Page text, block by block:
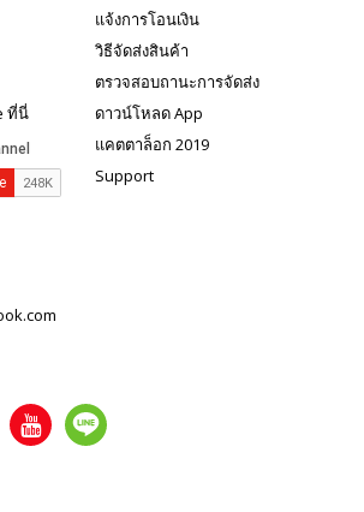
ที่นี่
แจ้งการโอนเงิน
วิธีจัดส่งสินค้า
ตรวจสอบถานะการจัดส่ง
ดาวน์โหลด App
แคตตาล็อก 2019
Support